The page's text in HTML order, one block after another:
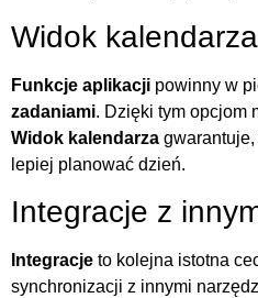
Widok
Funkcje aplikacji powinny w
zadaniami. Dzięki tym opcjom
Widok kalendarza
lepiej planować dzień.
Integracje z
Integracje to kolejna istotna
synchronizacji z innymi